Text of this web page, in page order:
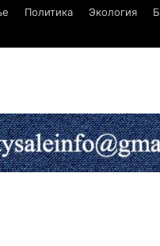
Политика Экология